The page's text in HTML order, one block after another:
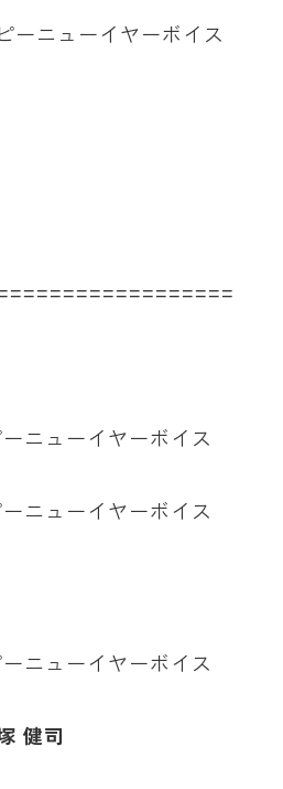
ニューイヤーボイス
ニューイヤーボイス
ニューイヤーボイス
ニューイヤーボイス
健司